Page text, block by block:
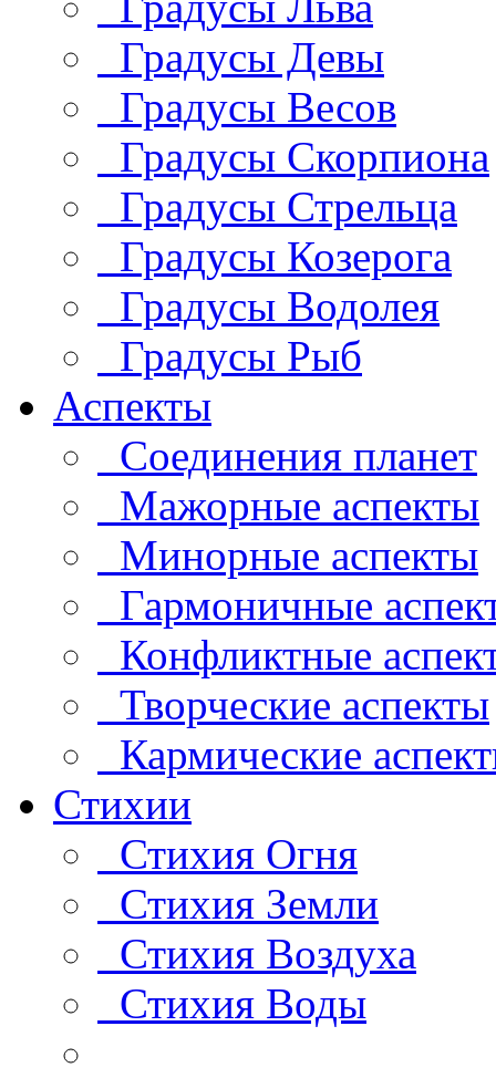
Градусы Девы
Градусы Весов
Градусы Скорпиона
Градусы Стрельца
Градусы Козерога
Градусы Водолея
Градусы Рыб
Аспекты
Соединения планет
Мажорные аспекты
Минорные аспекты
Гармоничные
Конфликтные
Творческие аспекты
Кармические
Стихии
Стихия Огня
Стихия Земли
Стихия Воздуха
Стихия Воды